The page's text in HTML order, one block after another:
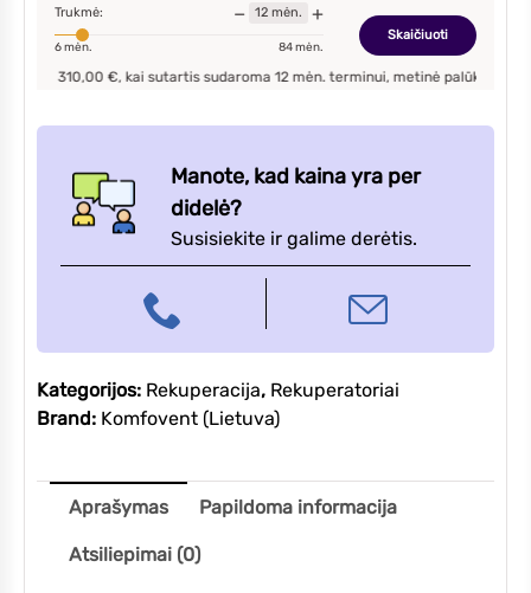
Trukmė: − 12 mėn. +
6mėn. 84mėn.
Skaičiuoti
€, kai sutartis sudaroma12mėn. terminui, metinė palūkanų norma –
Manote, kad kaina yra per
didelė?
Susisiekite ir galime derėtis.
Kategorijos: Rekuperacija, Rekuperatoriai
Brand: Komfovent (Lietuva)
Aprašymas Papildoma informacija
Atsiliepimai (0)